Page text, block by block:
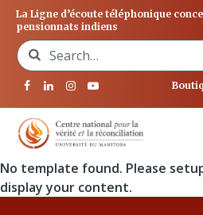
La Ligne d’écoute téléphonique
pensionnats indiens
Search for:
No template found. Please
display your content.